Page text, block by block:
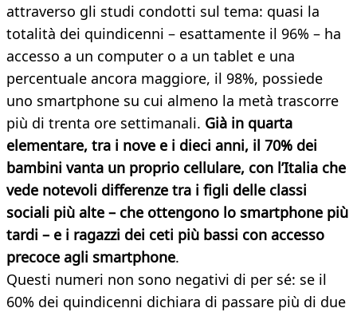
attraverso gli studi condotti sul tema: quasi la
totalità dei quindicenni – esattamente il 96% – ha
accesso a un computer o a un tablet e una
percentuale ancora maggiore, il 98%, possiede
uno smartphone su cui almeno la metà trascorre
più di trenta ore settimanali. Già in quarta
elementare, tra i nove e i dieci anni, il 70% dei
bambini vanta un proprio cellulare, con l’Italia che
vede notevoli differenze tra i figli delle classi
sociali più alte – che ottengono lo smartphone più
tardi – e i ragazzi dei ceti più bassi con accesso
precoce agli smartphone.
Questi numeri non sono negativi di per sé: se il
60% dei quindicenni dichiara di passare più di due